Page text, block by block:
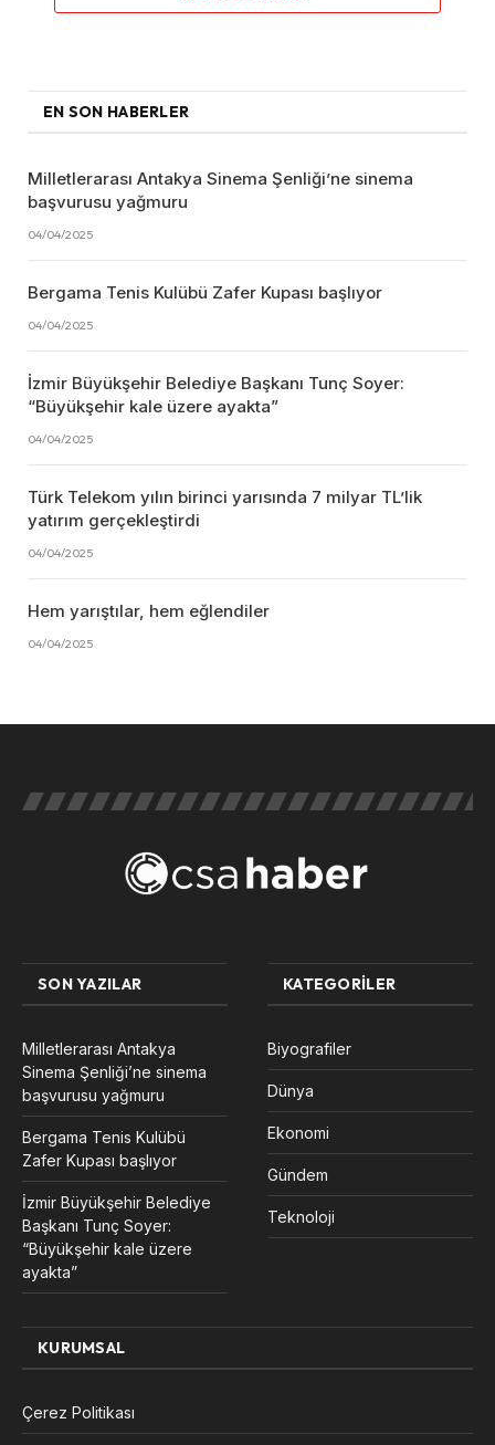
EN SON HABERLER
Milletlerarası Antakya Sinema Şenliği’ne sinema
başvurusu yağmuru
04/04/2025
Bergama Tenis Kulübü Zafer Kupası başlıyor
04/04/2025
İzmir Büyükşehir Belediye Başkanı Tunç Soyer:
“Büyükşehir kale üzere ayakta”
04/04/2025
Türk Telekom yılın birinci yarısında 7 milyar TL’lik
yatırım gerçekleştirdi
04/04/2025
Hem yarıştılar, hem eğlendiler
04/04/2025
SON YAZILAR
Milletlerarası Antakya
Sinema Şenliği’ne sinema
başvurusu yağmuru
Bergama Tenis Kulübü
Zafer Kupası başlıyor
İzmir Büyükşehir Belediye
Başkanı Tunç Soyer:
“Büyükşehir kale üzere
ayakta”
KATEGORILER
Biyografiler
Dünya
Ekonomi
Gündem
Teknoloji
KURUMSAL
Çerez Politikası